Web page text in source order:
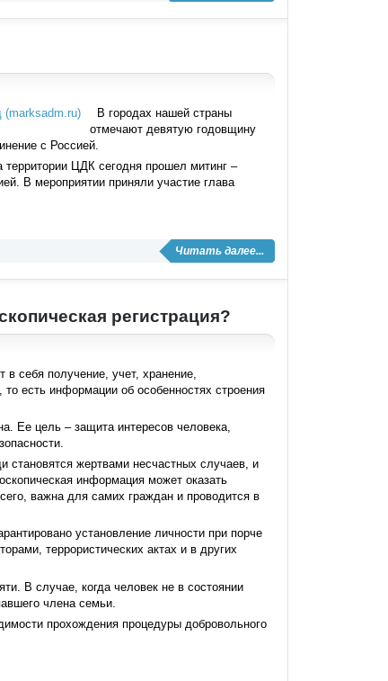
В городах нашей страны
отмечают девятую годовщину
с Россией.
ЦДК сегодня прошел митинг –
В мероприятии приняли участие глава
Читать далее...
регистрация?
в себя получение, учет, хранение,
есть информации об особенностях строения
Ее цель – защита интересов человека,
становятся жертвами несчастных случаев, и
информация может оказать
важна для самих граждан и проводится в
установление личности при порче
террористических актах и в других
В случае, когда человек не в состоянии
члена семьи.
прохождения процедуры добровольного